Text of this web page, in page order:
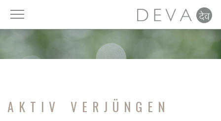
AKTIV VERJÜNGEN
DAYAhealth
Spurenelemente
Luft
Ernährung